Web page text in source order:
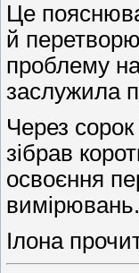
Це
й
проблему
заслужила
Через
зібрав
освоєння
вимірювань.
Ілона